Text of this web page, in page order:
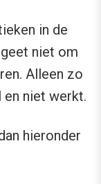
in de
niet om
Alleen zo
niet werkt.
hieronder